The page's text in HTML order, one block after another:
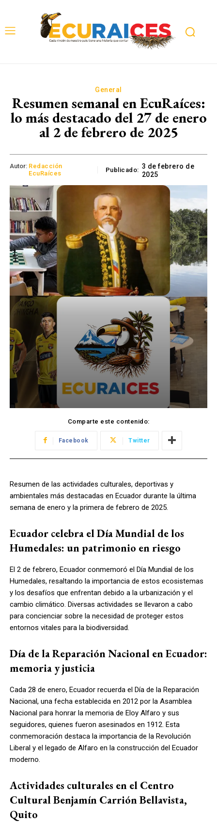
General
Resumen semanal en EcuRaíces:
lo más destacado del 27 de enero
al 2 de febrero de 2025
Autor: Redacción
EcuRaíces
Publicado: 3 de febrero de
2025
Comparte este contenido:
Facebook Twitter
Resumen de las actividades culturales, deportivas y
ambientales más destacadas en Ecuador durante la última
semana de enero y la primera de febrero de 2025.
Ecuador celebra el Día Mundial de los
Humedales: un patrimonio en riesgo
El 2 de febrero, Ecuador conmemoró el Día Mundial de los
Humedales, resaltando la importancia de estos ecosistemas
y los desafíos que enfrentan debido a la urbanización y el
cambio climático. Diversas actividades se llevaron a cabo
para concienciar sobre la necesidad de proteger estos
entornos vitales para la biodiversidad.
Día de la Reparación Nacional en Ecuador:
memoria y justicia
Cada 28 de enero, Ecuador recuerda el Día de la Reparación
Nacional, una fecha establecida en 2012 por la Asamblea
Nacional para honrar la memoria de Eloy Alfaro y sus
seguidores, quienes fueron asesinados en 1912. Esta
conmemoración destaca la importancia de la Revolución
Liberal y el legado de Alfaro en la construcción del Ecuador
moderno.
Actividades culturales en el Centro
Cultural Benjamín Carrión Bellavista,
Quito